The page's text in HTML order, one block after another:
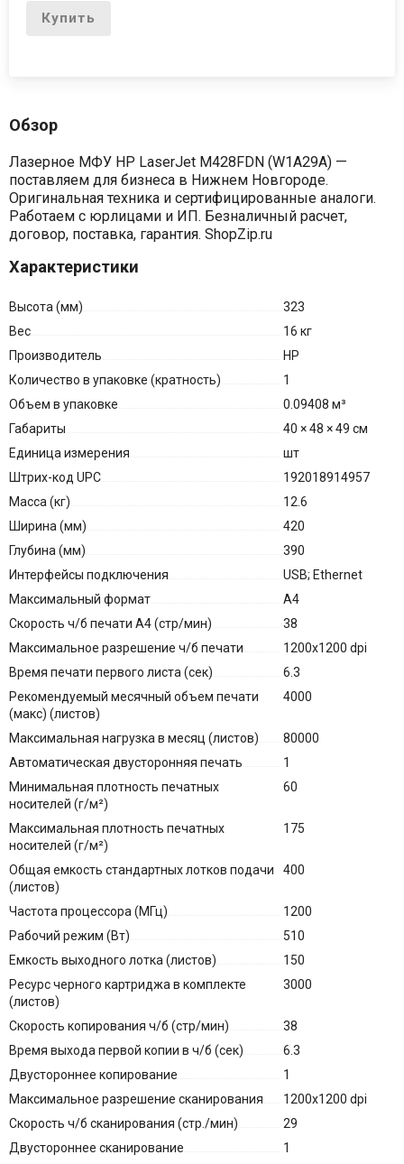
Купить
Обзор
Лазерное МФУ HP LaserJet M428FDN (W1A29A) —
поставляем для бизнеса в Нижнем Новгороде.
Оригинальная техника и сертифицированные аналоги.
Работаем с юрлицами и ИП. Безналичный расчет,
договор, поставка, гарантия. ShopZip.ru
Характеристики
Высота (мм)
323
Вес
16 кг
Производитель
HP
Количество в упаковке (кратность)
1
Объем в упаковке
0.09408 м³
Габариты
40 × 48 × 49 см
Единица измерения
шт
Штрих-код UPC
192018914957
Масса (кг)
12.6
Ширина (мм)
420
Глубина (мм)
390
Интерфейсы подключения
USB; Ethernet
Максимальный формат
A4
Скорость ч/б печати A4 (стр/мин)
38
Максимальное разрешение ч/б печати
1200x1200 dpi
Время печати первого листа (сек)
6.3
Рекомендуемый месячный объем печати
(макс) (листов)
4000
Максимальная нагрузка в месяц (листов)
80000
Автоматическая двусторонняя печать
1
Минимальная плотность печатных
носителей (г/м²)
60
Максимальная плотность печатных
носителей (г/м²)
175
Общая емкость стандартных лотков подачи
(листов)
400
Частота процессора (МГц)
1200
Рабочий режим (Вт)
510
Емкость выходного лотка (листов)
150
Ресурс черного картриджа в комплекте
(листов)
3000
Скорость копирования ч/б (стр/мин)
38
Время выхода первой копии в ч/б (сек)
6.3
Двустороннее копирование
1
Максимальное разрешение сканирования
1200x1200 dpi
Скорость ч/б сканирования (стр./мин)
29
Двустороннее сканирование
1